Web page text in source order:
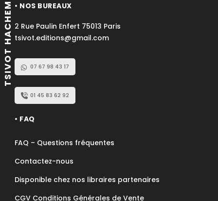
TSIVOT HACHEM • NOS BUREAUX
2 Rue Paulin Enfert 75013 Paris
tsivot.editions@gmail.com
07 67 98 43 17
01 45 83 62 92
• FAQ
FAQ – Questions fréquentes
Contactez-nous
Disponible chez nos libraires partenaires
CGV Conditions Générales de Vente